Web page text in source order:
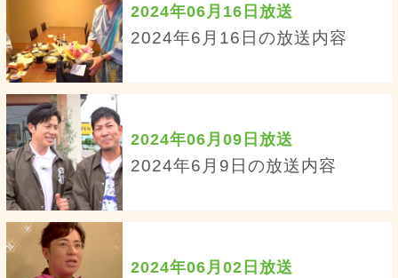
2024年06月16日放送
2024年6月16日の放送内容
2024年06月09日放送
2024年6月9日の放送内容
2024年06月02日放送